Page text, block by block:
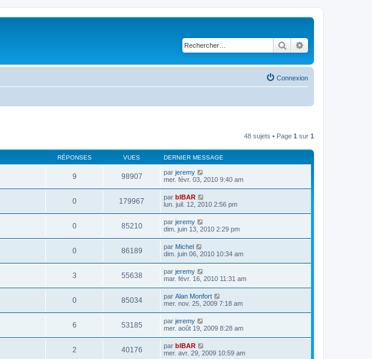
Rechercher
Connexion
48 sujets • Page 1 sur 1
RÉPONSES VUES DERNIER MESSAGE
9 98907 par jeremy
mer. févr. 03, 2010 9:40 am
0 179967 par bIBAR
lun. juil. 12, 2010 2:56 pm
0 85210 par jeremy
dim. juin 13, 2010 2:29 pm
0 86189 par Michel
dim. juin 06, 2010 10:34 am
3 55638 par jeremy
mar. févr. 16, 2010 11:31 am
0 85034 par Alan Monfort
mer. nov. 25, 2009 7:18 am
6 53185 par jeremy
mer. août 19, 2009 8:28 am
2 40176 par bIBAR
mer. avr. 29, 2009 10:59 am